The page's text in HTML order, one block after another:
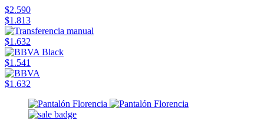
$2.590
$1.813
$1.632
$1.541
$1.632